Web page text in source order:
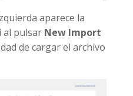
aparece la
al pulsar New Import
de cargar el archivo